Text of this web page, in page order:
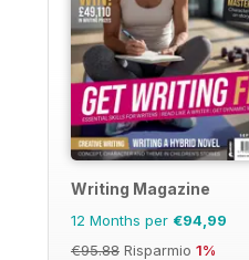
Writing Magazine
12 Months per €94,99
€95.88 Risparmio 1%